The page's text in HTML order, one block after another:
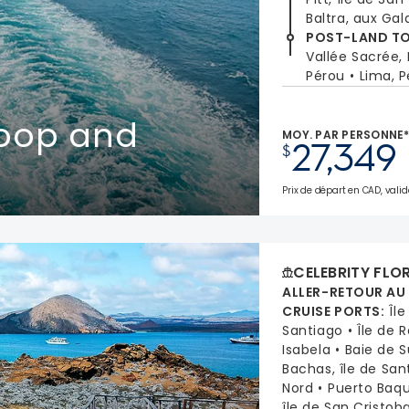
and
Baltra, aux
POST-LAND
Vallée Sacrée,
Pérou
Lima,
MOY. PAR PERSONNE*
$27,349
Prix de départ en CAD,
CELEBRITY
ALLER-RETOUR
CRUISE PORTS: Île
Santiago
Île de
Isabela
Baie de
Bachas, île de
Nord
Puerto